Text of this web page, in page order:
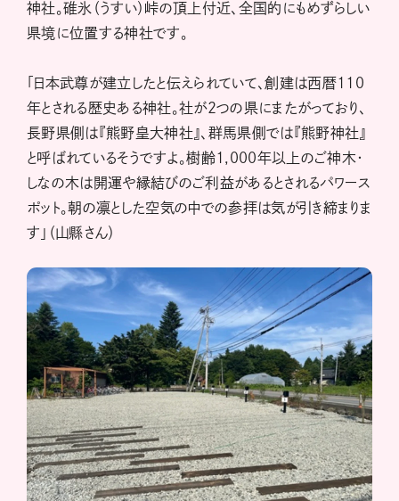
神社。碓氷（うすい）峠の頂上付近、全国的にもめずらしい
県境に位置する神社です。
「日本武尊が建立したと伝えられていて、創建は西暦110
年とされる歴史ある神社。社が2つの県にまたがっており、
長野県側は『熊野皇大神社』、群馬県側では『熊野神社』
と呼ばれているそうですよ。樹齢1,000年以上のご神木・
しなの木は開運や縁結びのご利益があるとされるパワース
ポット。朝の凛とした空気の中での参拝は気が引き締まりま
す」（山縣さん）